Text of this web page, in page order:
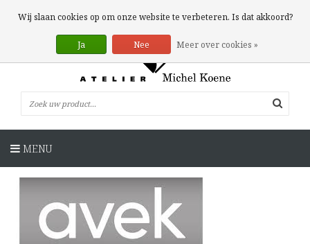
0 Artikelen
MENU
Wij slaan cookies op om onze website te verbeteren. Is dat akkoord?
Ja Nee Meer over cookies »